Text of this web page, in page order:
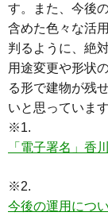
す。また、今後
含めた色々な活
判るように、絶
用途変更や形状
る形で建物が残
いと思っています
※1.
「電子署名」香
※2.
今後の運用につ